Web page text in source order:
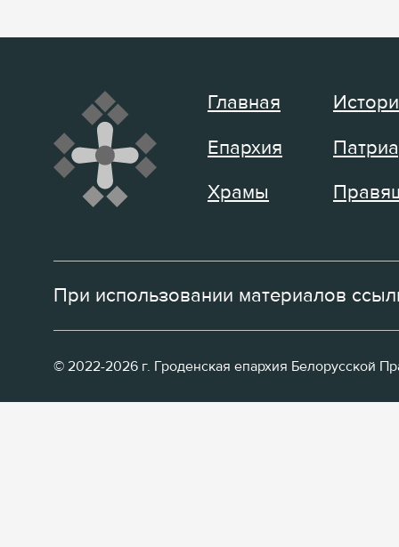
Главная
Епархия
Храмы
При использовании материалов
© 2022-2026 г. Гроденская епархия Белорусской